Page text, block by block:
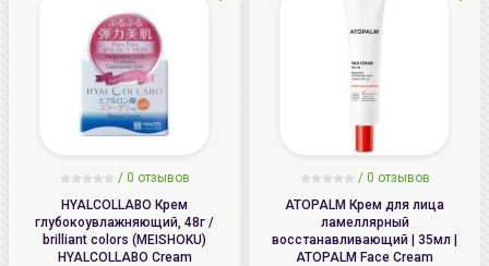
/ 0 отзывов
HYALCOLLABO Крем
глубокоувлажняющий, 48г /
brilliant colors (MEISHOKU)
HYALCOLLABO Cream
/ 0 отзывов
ATOPALM Крем для лица
ламеллярный
восстанавливающий | 35мл |
ATOPALM Face Cream